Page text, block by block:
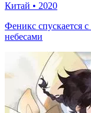
Китай • 2020
Феникс спускается
небесами